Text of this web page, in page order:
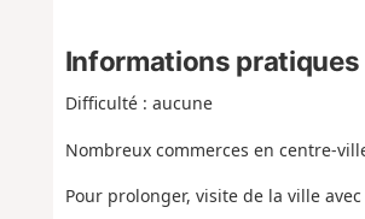
Informations pratiques
Difficulté : aucune
Nombreux commerces en centre-
Pour prolonger, visite de la ville